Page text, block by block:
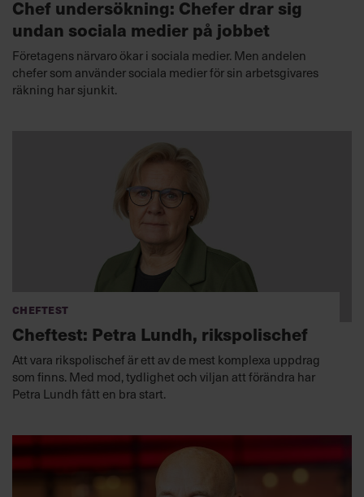
Chef undersökning: Chefer drar sig
undan sociala medier på jobbet
Företagens närvaro ökar i sociala medier. Men andelen
chefer som använder sociala medier för sin arbetsgivares
räkning har sjunkit.
Cheftest
Cheftest: Petra Lundh, rikspolischef
Att vara rikspolischef är ett av de mest komplexa uppdrag
som finns. Med mod, tydlighet och viljan att förändra har
Petra Lundh fått en bra start.